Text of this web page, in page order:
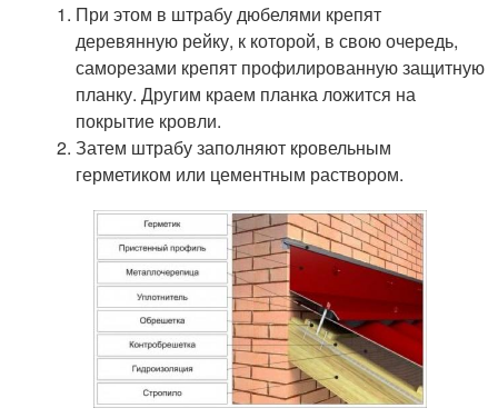
При этом в штрабу дюбелями крепят
деревянную рейку, к которой, в свою очередь,
саморезами крепят профилированную защитную
планку. Другим краем планка ложится на
покрытие кровли.
Затем штрабу заполняют кровельным
герметиком или цементным раствором.